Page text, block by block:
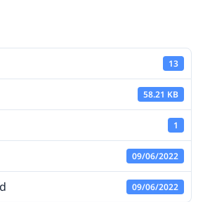
13
58.21 KB
1
09/06/2022
09/06/2022